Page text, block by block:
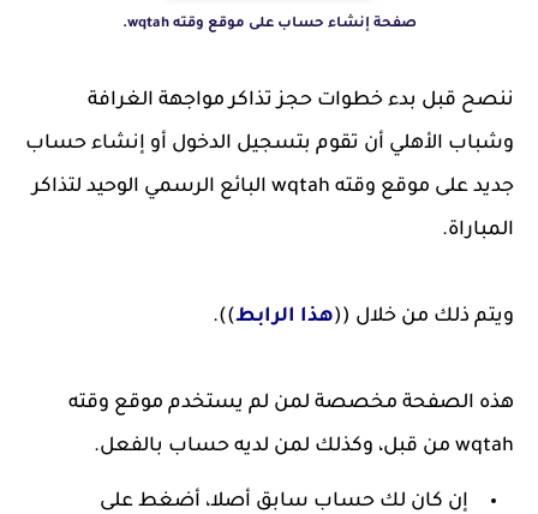
صفحة إنشاء حساب على موقع وقته wqtah.
ننصح قبل بدء خطوات حجز تذاكر مواجهة الغرافة
وشباب الأهلي أن تقوم بتسجيل الدخول أو إنشاء حساب
جديد على موقع وقته wqtah البائع الرسمي الوحيد لتذاكر
المباراة.
ويتم ذلك من خلال ((هذا الرابط)).
هذه الصفحة مخصصة لمن لم يستخدم موقع وقته
wqtah من قبل، وكذلك لمن لديه حساب بالفعل.
إن كان لك حساب سابق أصلا، أضغط على